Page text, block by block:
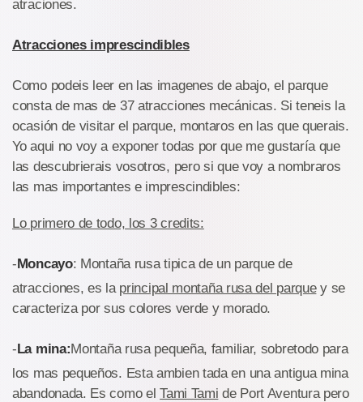
atraciones.
Atracciones imprescindibles
Como podeis leer en las imagenes de abajo, el parque
consta de mas de 37 atracciones mecánicas. Si teneis la
ocasión de visitar el parque, montaros en las que querais.
Yo aqui no voy a exponer todas por que me gustaría que
las descubrierais vosotros, pero si que voy a nombraros
las mas importantes e imprescindibles:
Lo primero de todo, los 3 credits:
-Moncayo: Montaña rusa tipica de un parque de
atracciones, es la principal montaña rusa del parquey se
caracteriza por sus colores verde y morado.
-La mina:Montaña rusa pequeña, familiar, sobretodo para
los mas pequeños. Esta ambien tada en una antigua mina
abandonada. Es como elTami Tami de Port Aventura pero